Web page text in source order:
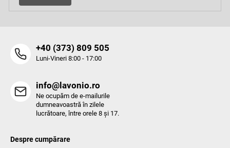
‭+40 (373) 809 505‬
Luni-Vineri 8:00 - 17:00
info@lavonio.ro
Ne ocupăm de e-mailurile
dumneavoastră în zilele
lucrătoare, între orele 8 și 17.
Despre cumpărare